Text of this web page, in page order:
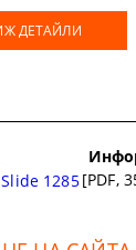
ДЕТАЙЛИ
1285[PDF,